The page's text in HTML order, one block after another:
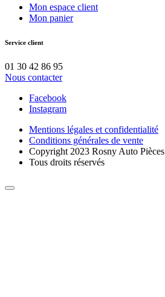
Mon espace client
Mon panier
Service client
01 30 42 86 95
Nous contacter
Facebook
Instagram
Mentions légales et confidentialité
Conditions générales de vente
Copyright 2023 Rosny Auto Pièces
Tous droits réservés